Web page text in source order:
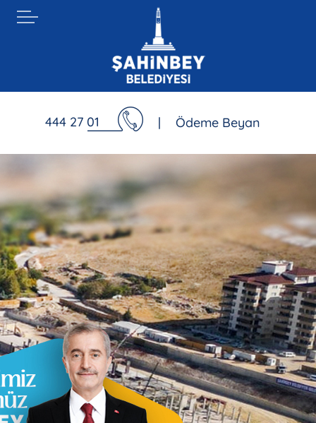
444 27 01 | Ödeme Beyan